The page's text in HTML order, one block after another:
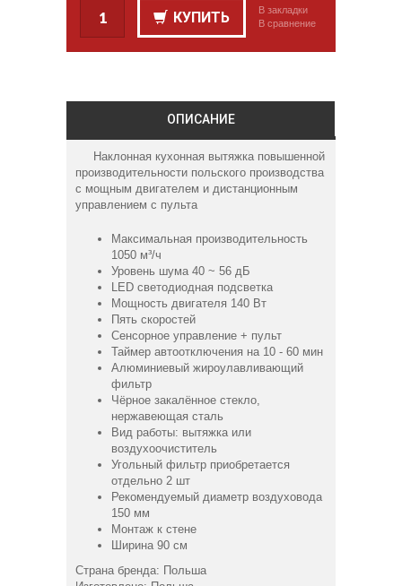
КУПИТЬ
В закладки
В сравнение
ОПИСАНИЕ
Наклонная кухонная вытяжка повышенной
производительности польского производства
с мощным двигателем и дистанционным
управлением с пульта
Максимальная производительность
1050 м³/ч
Уровень шума 40 ~ 56 дБ
LED светодиодная подсветка
Мощность двигателя 140 Вт
Пять скоростей
Сенсорное управление + пульт
Таймер автоотключения на 10 - 60 мин
Алюминиевый жироулавливающий
фильтр
Чёрное закалённое стекло,
нержавеющая сталь
Вид работы: вытяжка или
воздухоочиститель
Угольный фильтр приобретается
отдельно 2 шт
Рекомендуемый диаметр воздуховода
150 мм
Монтаж к стене
Ширина 90 см
Страна бренда: Польша